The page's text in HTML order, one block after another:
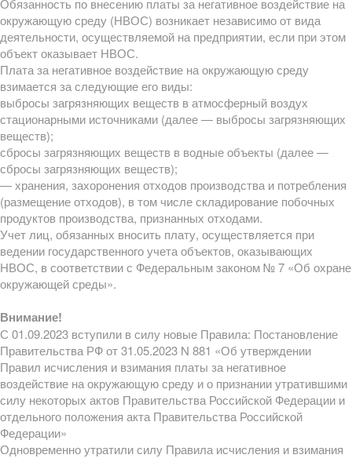
Обязанность по внесению платы за негативное воздействие на
окружающую среду (НВОС) возникает независимо от вида
деятельности, осуществляемой на предприятии, если при этом
объект оказывает НВОС.
Плата за негативное воздействие на окружающую среду
взимается за следующие его виды:
выбросы загрязняющих веществ в атмосферный воздух
стационарными источниками (далее — выбросы загрязняющих
веществ);
сбросы загрязняющих веществ в водные объекты (далее —
сбросы загрязняющих веществ);
— хранения, захоронения отходов производства и потребления
(размещение отходов), в том числе складирование побочных
продуктов производства, признанных отходами.
Учет лиц, обязанных вносить плату, осуществляется при
ведении государственного учета объектов, оказывающих
НВОС, в соответствии с Федеральным законом № 7 «Об охране
окружающей среды».
Внимание!
С 01.09.2023 вступили в силу новые Правила: Постановление
Правительства РФ от 31.05.2023 N 881 «Об утверждении
Правил исчисления и взимания платы за негативное
воздействие на окружающую среду и о признании утратившими
силу некоторых актов Правительства Российской Федерации и
отдельного положения акта Правительства Российской
Федерации»
Одновременно утратили силу Правила исчисления и взимания